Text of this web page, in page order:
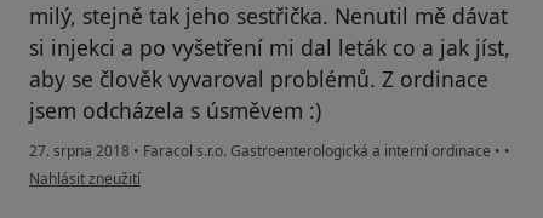
milý, stejně tak jeho sestřička. Nenutil mě dávat
si injekci a po vyšetření mi dal leták co a jak jíst,
aby se člověk vyvaroval problémů. Z ordinace
jsem odcházela s úsměvem :)
27. srpna 2018 • Faracol s.r.o. Gastroenterologická a interní ordinace • •
podle názoru uživatele Monika J.
Nahlásit zneužití